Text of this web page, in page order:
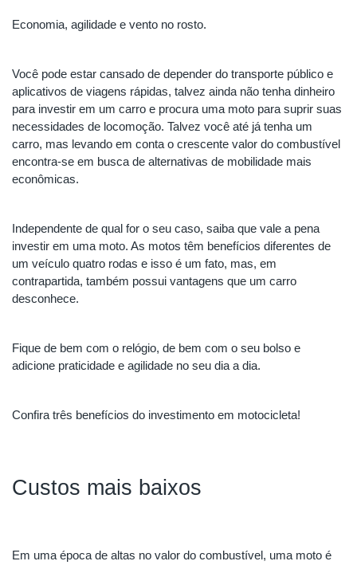
Economia, agilidade e vento no rosto.
Você pode estar cansado de depender do transporte público e
aplicativos de viagens rápidas, talvez ainda não tenha dinheiro
para investir em um carro e procura uma moto para suprir suas
necessidades de locomoção. Talvez você até já tenha um
carro, mas levando em conta o crescente valor do combustível
encontra-se em busca de alternativas de mobilidade mais
econômicas.
Independente de qual for o seu caso, saiba que vale a pena
investir em uma moto. As motos têm benefícios diferentes de
um veículo quatro rodas e isso é um fato, mas, em
contrapartida, também possui vantagens que um carro
desconhece.
Fique de bem com o relógio, de bem com o seu bolso e
adicione praticidade e agilidade no seu dia a dia.
Confira três benefícios do investimento em motocicleta!
Custos mais baixos
Em uma época de altas no valor do combustível, uma moto é